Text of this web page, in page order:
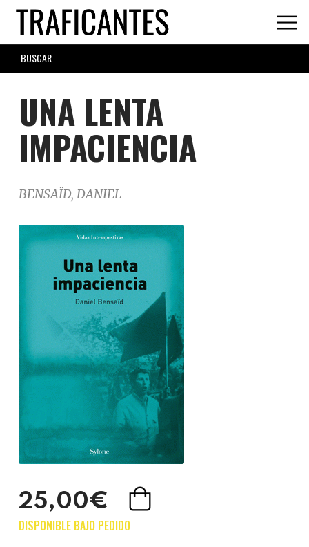
Skip
main
content
SEARCH
FORM
UNA LENTA
IMPACIENCIA
BENSAÏD, DANIEL
25,00€